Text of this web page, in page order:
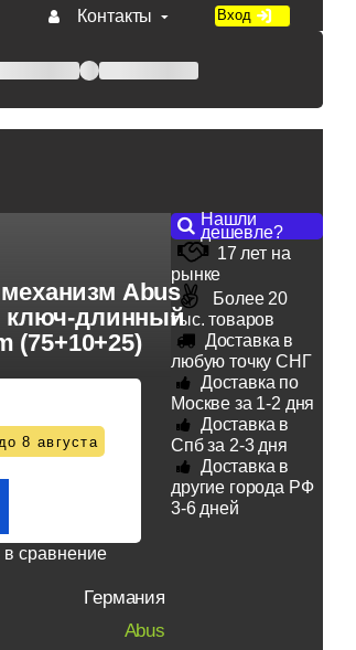
Контакты Вход
Abus
ключ-длинный
(75+10+25)
8 августа
в сравнение
Германия
Abus
Нашли
дешевле?
17 лет на
рынке
Более 20
тыс. товаров
Доставка в
любую точку СНГ
Доставка по
Москве за 1-2 дня
Доставка в
Спб за 2-3 дня
Доставка в
другие города РФ
3-6 дней